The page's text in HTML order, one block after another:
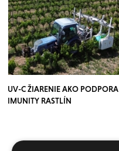
UV-C ŽIARENIE AKO PODPORA
IMUNITY RASTLÍN